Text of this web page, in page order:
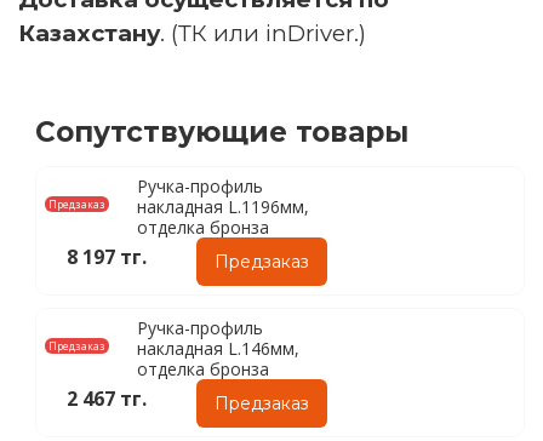
Казахстану. (ТК или inDriver.)
Сопутствующие товары
Предзаказ
Ручка-профиль
накладная L.1196мм,
отделка бронза
8 197 тг. Предзаказ
Предзаказ
Ручка-профиль
накладная L.146мм,
отделка бронза
2 467 тг. Предзаказ